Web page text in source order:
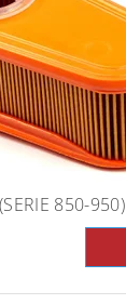
850-950)